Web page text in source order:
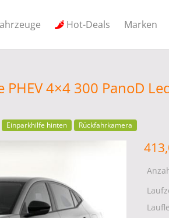
Hot-Deals Marken
4×4 300 PanoD
Einparkhilfe hinten Rückfahrkamera